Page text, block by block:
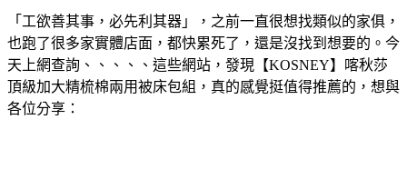
「工欲善其事，必先利其器」，之前一直很想找類似的家俱，
也跑了很多家實體店面，都快累死了，還是沒找到想要的。今
天上網查詢、、、、、這些網站，發現【KOSNEY】喀秋莎
頂級加大精梳棉兩用被床包組，真的感覺挺值得推薦的，想與
各位分享：